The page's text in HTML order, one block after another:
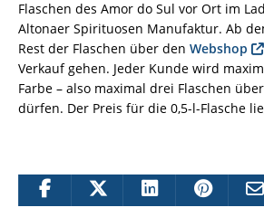
Flaschen des Amor do Sul vor Ort im
Altonaer Spirituosen Manufaktur. Ab
Rest der Flaschen über den Webshop
Verkauf gehen. Jeder Kunde wird
Farbe – also maximal drei Flaschen
dürfen. Der Preis für die 0,5-l-Flasche